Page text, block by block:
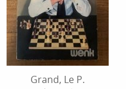
Grand, Le P.